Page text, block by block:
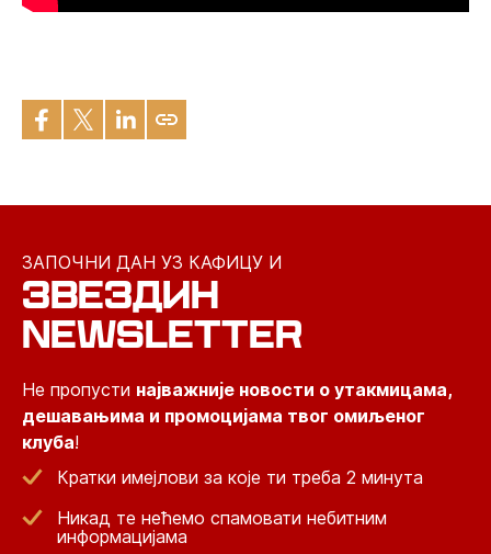
ЗАПОЧНИ ДАН УЗ КАФИЦУ И
ЗВЕЗДИН
NEWSLETTER
Не пропусти најважније новости о утакмицама,
дешавањима и промоцијама твог омиљеног
клуба!
Кратки имејлови за које ти треба 2 минута
Никад те нећемо спамовати небитним
информацијама